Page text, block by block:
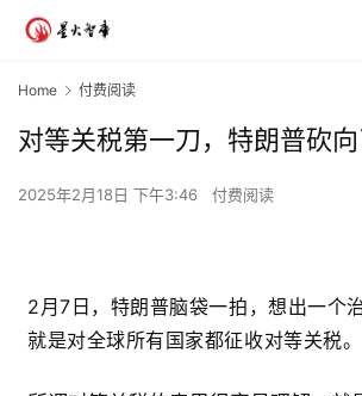
Home 付费阅读
对等关税第一刀，特朗普砍
2025年2月18日 下午3:46 付费阅读
2月7日，特朗普脑袋一拍，想出一个
就是对全球所有国家都征收对等关税。